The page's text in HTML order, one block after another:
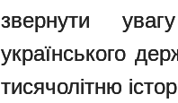
звернути
українського
тисячолітню